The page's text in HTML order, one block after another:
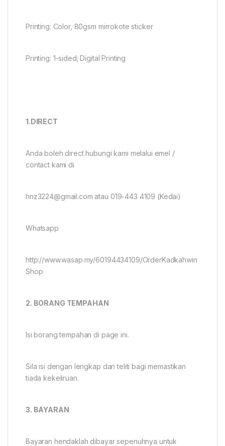
Printing: Color, 80gsm mirrokote sticker
Printing: 1-sided; Digital Printing
1.DIRECT
Anda boleh direct hubungi kami melalui emel /
contact kami di
hnz3224@gmail.com atau 019-443 4109 (Kedai)
Whatsapp
http://www.wasap.my/60194434109/OrderKadkahwin
Shop
2. BORANG TEMPAHAN
Isi borang tempahan di page ini.
Sila isi dengan lengkap dan teliti bagi memastikan
tiada kekeliruan.
3. BAYARAN
Bayaran hendaklah dibayar sepenuhnya untuk